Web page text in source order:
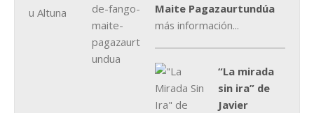
Maite Pagazaurtundúa
más información...
“La mirada
sin ira” de
Javier